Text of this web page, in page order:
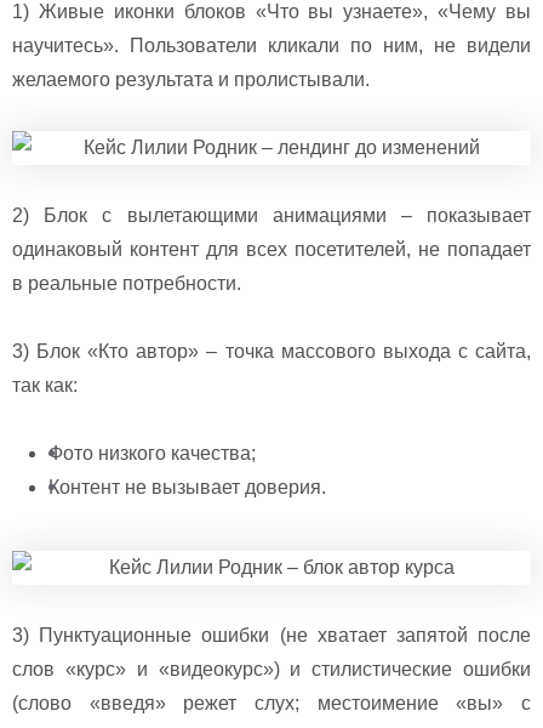
1) Живые иконки блоков «Что вы узнаете», «Чему вы
научитесь». Пользователи кликали по ним, не видели
желаемого результата и пролистывали.
2) Блок с вылетающими анимациями – показывает
одинаковый контент для всех посетителей, не попадает
в реальные потребности.
3) Блок «Кто автор» – точка массового выхода с сайта,
так как:
Фото низкого качества;
Контент не вызывает доверия.
3) Пунктуационные ошибки (не хватает запятой после
слов «курс» и «видеокурс») и стилистические ошибки
(слово «введя» режет слух; местоимение «вы» с